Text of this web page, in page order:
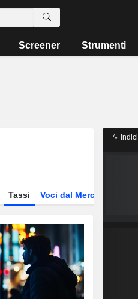
Screener Strumenti
Tassi Voci dal Mercato
Indici